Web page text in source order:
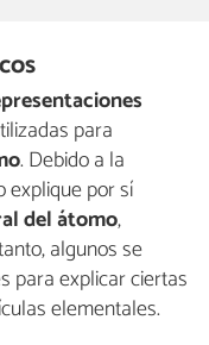
para
. Debido a la
explique por sí
del átomo,
algunos se
para explicar ciertas
elementales.